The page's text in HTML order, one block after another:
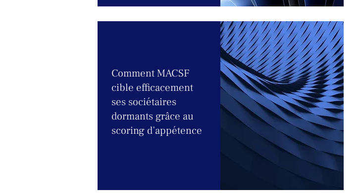
Comment MACSF
cible efficacement
ses sociétaires
dormants grâce au
scoring d’appétence